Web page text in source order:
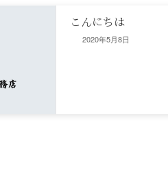
こんにちは
2020年5月8日